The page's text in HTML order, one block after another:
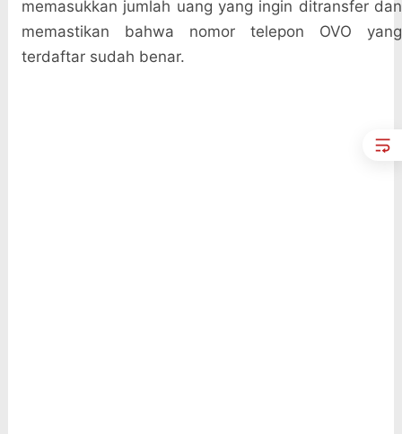
memasukkan jumlah uang yang ingin ditransfer dan
memastikan bahwa nomor telepon OVO yang
terdaftar sudah benar.